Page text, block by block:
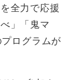
全力で応援
」「鬼マ
ログラムが